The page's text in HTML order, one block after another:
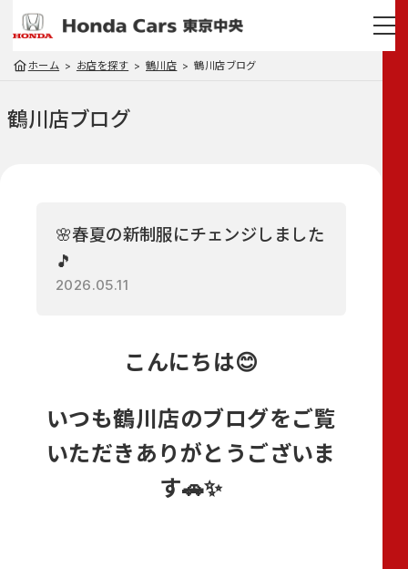
ホーム お店を探す 鶴川店 鶴川店ブログ
鶴川店ブログ
🌸春夏の新制服にチェンジしました
🎵
2026.05.11
こんにちは😊
いつも鶴川店のブログをご覧
いただきありがとうございま
す🚗✨